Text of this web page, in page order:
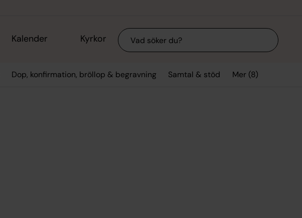
Kalender Kyrkor Sök
Dop, konfirmation, bröllop & begravning Samtal & stöd Mer (8)